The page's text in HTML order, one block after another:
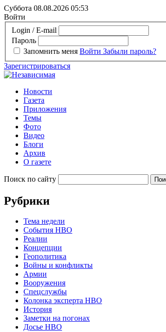
Суббота 08.08.2026 05:53
Войти
Login / E-mail
Пароль
Запомнить меня Войти Забыли пароль?
Зарегистрироваться
Новости
Газета
Приложения
Темы
Фото
Видео
Блоги
Архив
О газете
Поиск по сайту
Рубрики
Тема недели
События НВО
Реалии
Концепции
Геополитика
Войны и конфликты
Армии
Вооружения
Спецслужбы
Колонка эксперта НВО
История
Заметки на погонах
Досье НВО